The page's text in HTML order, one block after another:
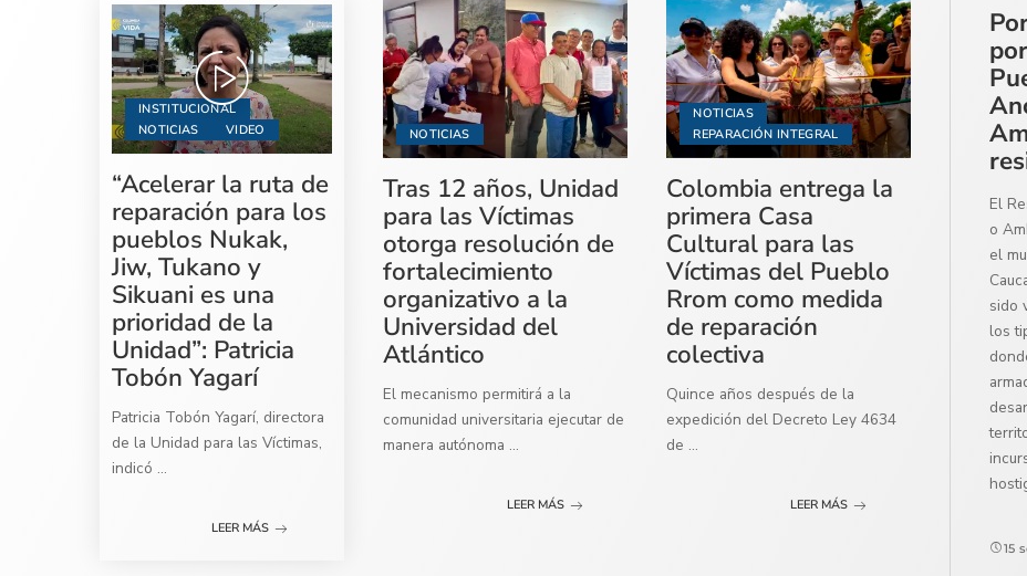
INSTITUCIONAL
NOTICIAS
VIDEO
“Acelerar la ruta de
reparación para los
pueblos Nukak,
Jiw, Tukano y
Sikuani es una
prioridad de la
Unidad”: Patricia
Tobón Yagarí
Patricia Tobón Yagarí, directora
de la Unidad para las Víctimas,
indicó ...
LEER MÁS
NOTICIAS
Tras 12 años, Unidad
para las Víctimas
otorga resolución de
fortalecimiento
organizativo a la
Universidad del
Atlántico
El mecanismo permitirá a la
comunidad universitaria ejecutar de
manera autónoma ...
LEER MÁS
NOTICIAS
REPARACIÓN INTEGRAL
Colombia entrega la
primera Casa
Cultural para las
Víctimas del Pueblo
Rrom como medida
de reparación
colectiva
Quince años después de la
expedición del Decreto Ley 4634
de ...
LEER MÁS
El
o
el
sido
los
15